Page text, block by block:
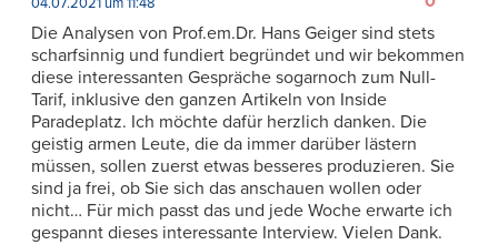
Die Analysen von Prof.em.Dr. Hans Geiger sind stets
scharfsinnig und fundiert begründet und wir bekommen
diese interessanten Gespräche sogarnoch zum Null-
Tarif, inklusive den ganzen Artikeln von Inside
Paradeplatz. Ich möchte dafür herzlich danken. Die
geistig armen Leute, die da immer darüber lästern
müssen, sollen zuerst etwas besseres produzieren. Sie
sind ja frei, ob Sie sich das anschauen wollen oder
nicht… Für mich passt das und jede Woche erwarte ich
gespannt dieses interessante Interview. Vielen Dank.